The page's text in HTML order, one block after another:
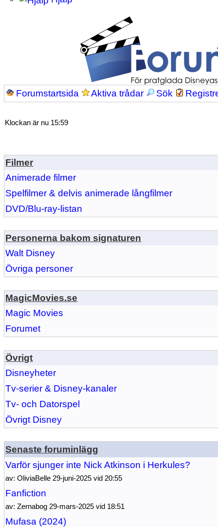
Forumstartsida Aktiva trådar Sök
Klockan är nu 15:59
Filmer
Animerade filmer
Spelfilmer & delvis animerade långfilmer
DVD/Blu-ray-listan
Personerna bakom signaturen
Walt Disney
Övriga personer
MagicMovies.se
Magic Movies
Forumet
Övrigt
Disneyheter
Tv-serier & Disney-kanaler
Tv- och Datorspel
Övrigt Disney
Senaste foruminlägg
Varför sjunger inte Nick Atkinson i Herkules?
av: OliviaBelle 29-juni-2025 vid 20:55
Fanfiction
av: Zernabog 29-mars-2025 vid 18:51
Mufasa (2024)